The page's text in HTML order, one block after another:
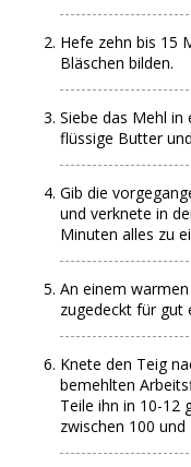
Hefe zehn bis 15
Bläschen bilden.
Siebe das Mehl in
flüssige Butter
Gib die
und verknete in
Minuten alles zu
An einem
zugedeckt für gut
Knete den Teig
bemehlten
Teile ihn in 10-12
zwischen 100